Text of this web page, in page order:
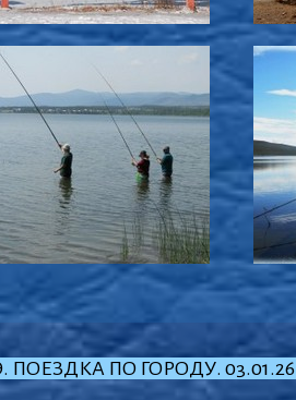
ПОЕЗДКА ПО ГОРОДУ. 03.01.26